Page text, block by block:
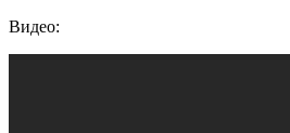
Видео: